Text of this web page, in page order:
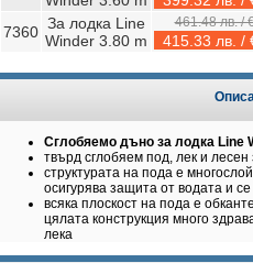
7360 За лодка Line
Winder 3.80 m
461.48 лв. /
415.33 лв. /
Сглобяемо дъно за лодка Line
твърд сглобяем под, лек и лесен
структурата на пода е
осигурява защита от водата и
всяка плоскост на пода е
цялата конструкция много
лека